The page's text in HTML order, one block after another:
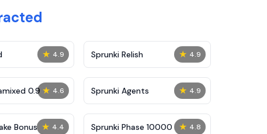
★ 4.9 ★ 4.9
Sprunki Relish
★ 4.6
0.9 ★ 4.9
Sprunki Agents
★ 4.4
Bonus ★ 4.8
Sprunki Phase 10000